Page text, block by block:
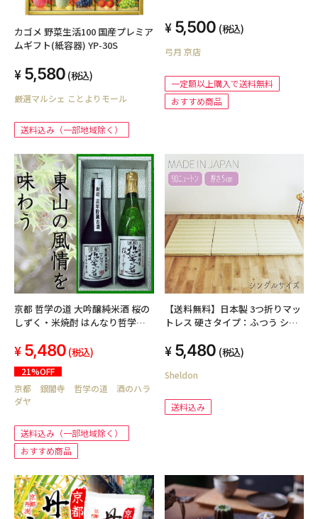
カゴメ 野菜生活100 国産プレミア
ムギフト(紙容器) YP-30S
5,580 (税込)
厳選マルシェ ことよりモール
送料込み（一部地域除く）
5,500 (税込)
弓月 京店
一定額以上購入で送料無料
おすすめ商品
京都 哲学の道 大吟醸純米酒 桜の
しずく・米焼酎 はんなり哲学の
海道・沖縄を除く)
5,480 (税込)
21%OFF
京都 銀閣寺 哲学の道 酒のハラ
ダヤ
送料込み（一部地域除く）
おすすめ商品
【送料無料】日本製 3つ折りマッ
トレス 硬さタイプ：ふつう シン
様にも安心 コンパクト収納 来客
用 S 簡易 軽い キッズ 子供 車中泊
5,480 (税込)
Sheldon
送料込み